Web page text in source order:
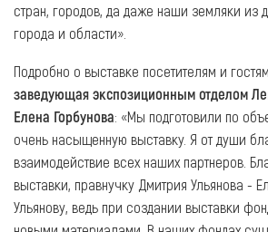
стран, городов, да даже наши земляки из
города и области».
Подробно о выставке посетителям и
заведующая экспозиционным отделом
Елена Горбунова: «Мы подготовили по
очень насыщенную выставку. Я от души
взаимодействие всех наших партнеров.
выставки, правнучку Дмитрия Ульянова -
Ульянову, ведь при создании выставки